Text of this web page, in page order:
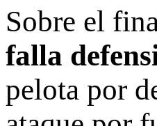
Sobre el
falla
pelota por